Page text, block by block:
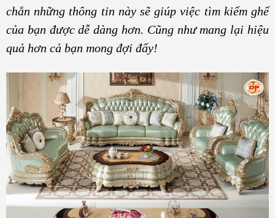
chắn những thông tin này sẽ giúp việc tìm kiếm ghế
của bạn được dễ dàng hơn. Cũng như mang lại hiệu
quả hơn cả bạn mong đợi đấy!